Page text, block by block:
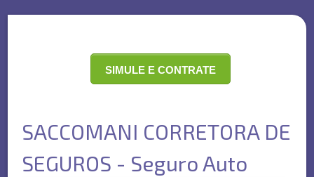
SIMULE E CONTRATE
SACCOMANI CORRETORA DE
SEGUROS - Seguro Auto